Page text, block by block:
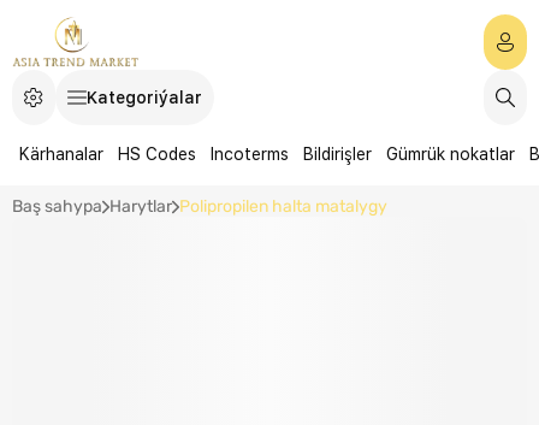
Kärhanalar HS Codes Incoterms Bildirişler Gümrük nokatlar
Kategoriýalar
Baş sahypa Harytlar Polipropilen halta matalygy